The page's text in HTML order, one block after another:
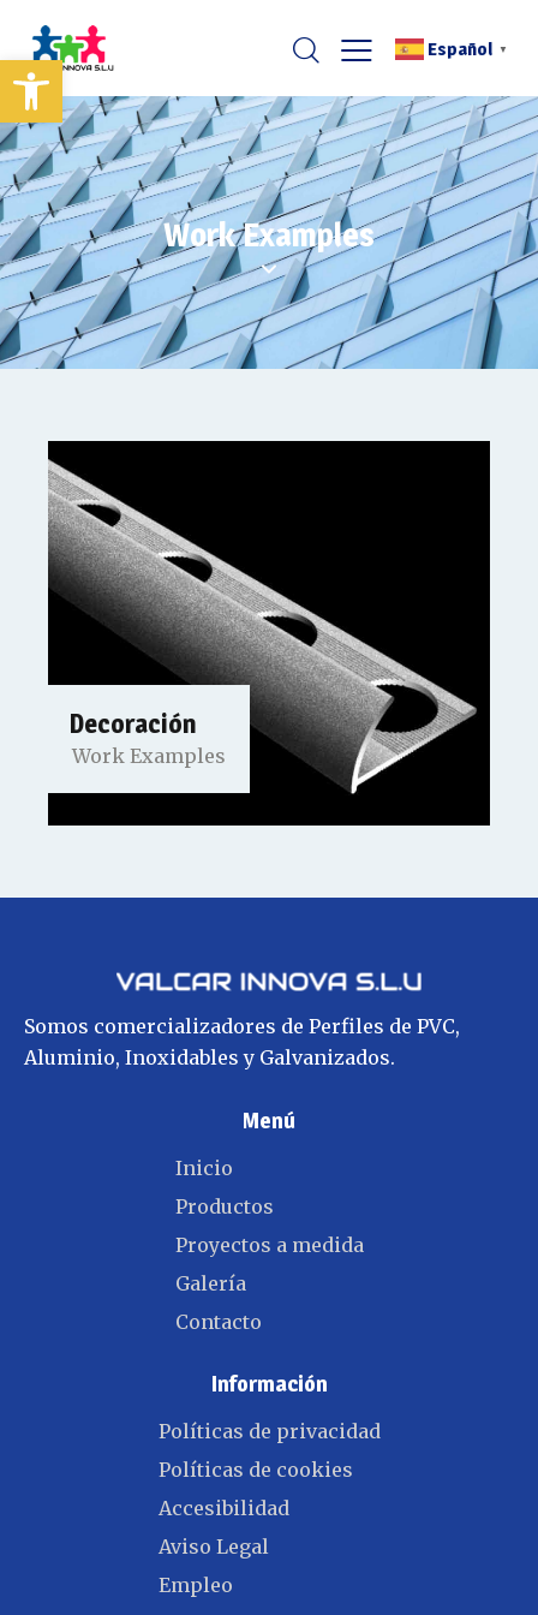
Abrir barra de herramientas Español ▼
Work Examples
Decoración
Work Examples
Somos comercializadores de Perfiles de PVC,
Aluminio, Inoxidables y Galvanizados.
Menú
Inicio
Productos
Proyectos a medida
Galería
Contacto
Información
Políticas de privacidad
Políticas de cookies
Accesibilidad
Aviso Legal
Empleo